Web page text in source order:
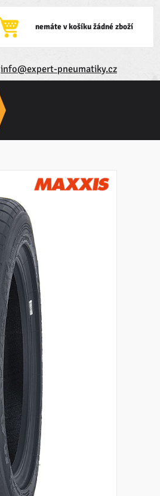
nemáte v košíku žádné zboží
info@expert-pneumatiky.cz